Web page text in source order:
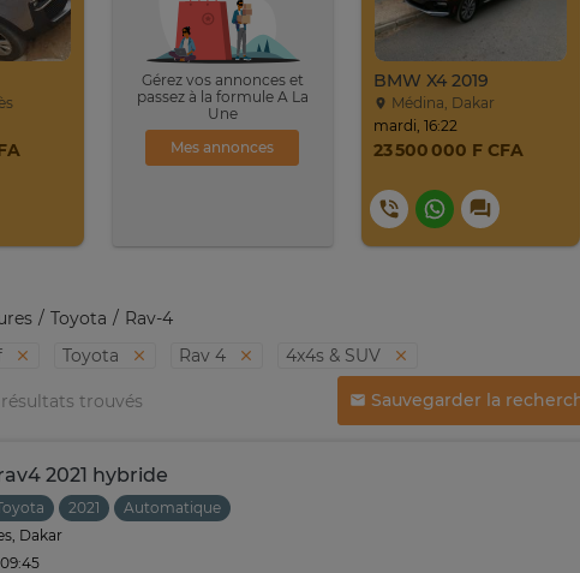
Gérez vos annonces et
passez à la formule A La
Une
Mes annonces
BMW X4 2019
Médina, Dakar
mardi, 16:22
23 500 000 F CFA
Toyota
Rav-4
Toyota Rav 4 4x4s & SUV
trouvés Sauvegarder la
2021 hybride
2021
Automatique
Dakar